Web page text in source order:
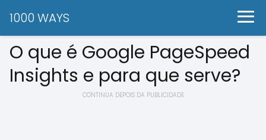
1000 WAYS
O que é Google PageSpeed
Insights e para que serve?
CONTINUA DEPOIS DA PUBLICIDADE